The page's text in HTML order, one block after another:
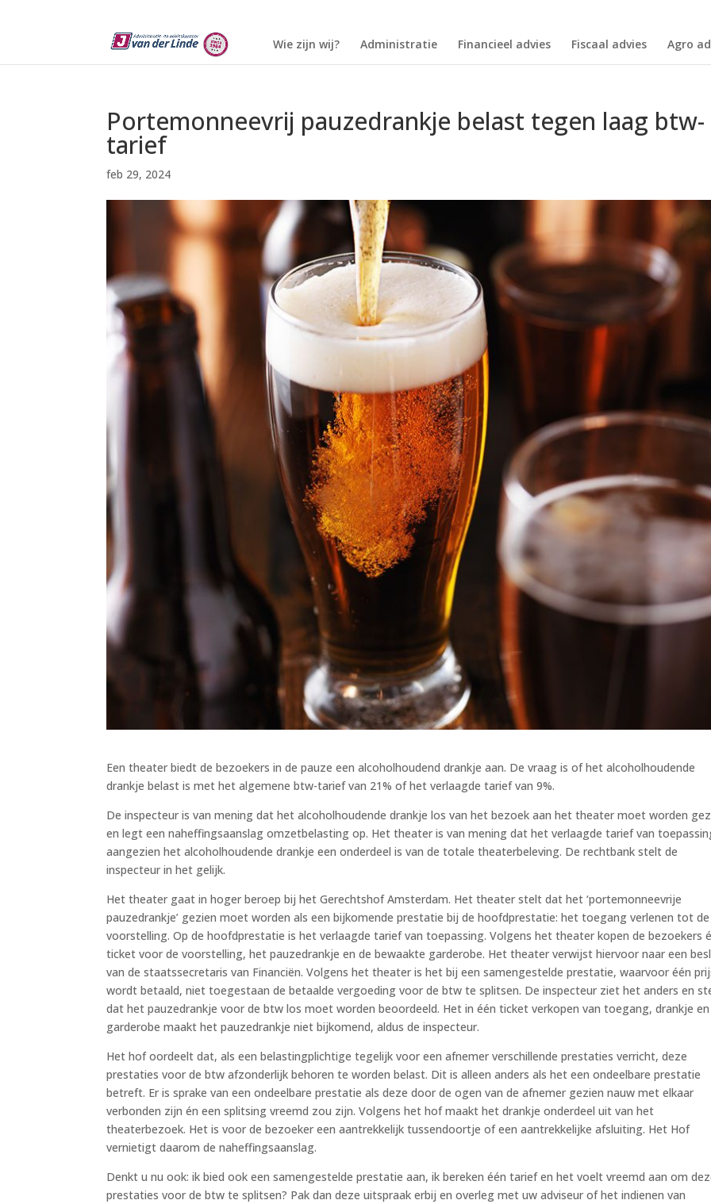
Wie zijn wij? Administratie Financieel advies Fiscaal advies Agro
Portemonneevrij pauzedrankje belast tegen laag btw-
tarief
feb 29, 2024
Een theater biedt de bezoekers in de pauze een alcoholhoudend drankje aan. De vraag is of het alcoholhoudende
drankje belast is met het algemene btw-tarief van 21% of het verlaagde tarief van 9%.
De inspecteur is van mening dat het alcoholhoudende drankje los van het bezoek aan het theater moet worden
en legt een naheffingsaanslag omzetbelasting op. Het theater is van mening dat het verlaagde tarief van
aangezien het alcoholhoudende drankje een onderdeel is van de totale theaterbeleving. De rechtbank stelt de
inspecteur in het gelijk.
Het theater gaat in hoger beroep bij het Gerechtshof Amsterdam. Het theater stelt dat het ‘portemonneevrije
pauzedrankje’ gezien moet worden als een bijkomende prestatie bij de hoofdprestatie: het toegang verlenen tot de
voorstelling. Op de hoofdprestatie is het verlaagde tarief van toepassing. Volgens het theater kopen de bezoekers
ticket voor de voorstelling, het pauzedrankje en de bewaakte garderobe. Het theater verwijst hiervoor naar een
van de staatssecretaris van Financiën. Volgens het theater is het bij een samengestelde prestatie, waarvoor één
wordt betaald, niet toegestaan de betaalde vergoeding voor de btw te splitsen. De inspecteur ziet het anders en
dat het pauzedrankje voor de btw los moet worden beoordeeld. Het in één ticket verkopen van toegang, drankje en
garderobe maakt het pauzedrankje niet bijkomend, aldus de inspecteur.
Het hof oordeelt dat, als een belastingplichtige tegelijk voor een afnemer verschillende prestaties verricht, deze
prestaties voor de btw afzonderlijk behoren te worden belast. Dit is alleen anders als het een ondeelbare prestatie
betreft. Er is sprake van een ondeelbare prestatie als deze door de ogen van de afnemer gezien nauw met elkaar
verbonden zijn én een splitsing vreemd zou zijn. Volgens het hof maakt het drankje onderdeel uit van het
theaterbezoek. Het is voor de bezoeker een aantrekkelijk tussendoortje of een aantrekkelijke afsluiting. Het Hof
vernietigt daarom de naheffingsaanslag.
Denkt u nu ook: ik bied ook een samengestelde prestatie aan, ik bereken één tarief en het voelt vreemd aan om
prestaties voor de btw te splitsen? Pak dan deze uitspraak erbij en overleg met uw adviseur of het indienen van